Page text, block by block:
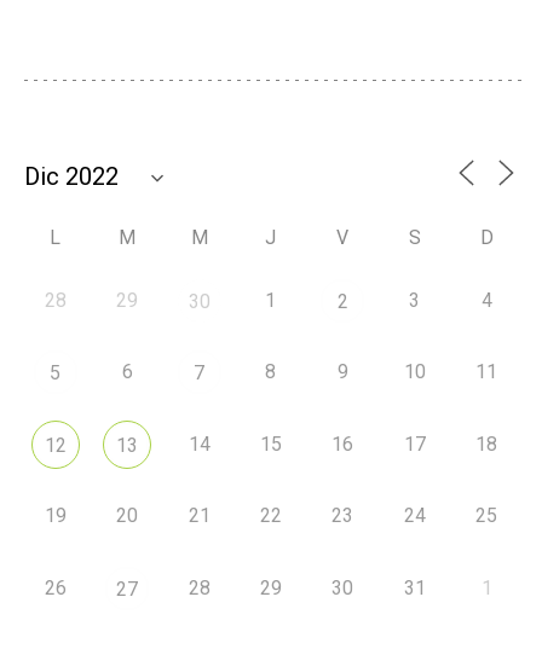
L M M J V S D
28 29 30 1 2 3 4
5 6 7 8 9 10 11
12 13 14 15 16 17 18
19 20 21 22 23 24 25
26 27 28 29 30 31 1